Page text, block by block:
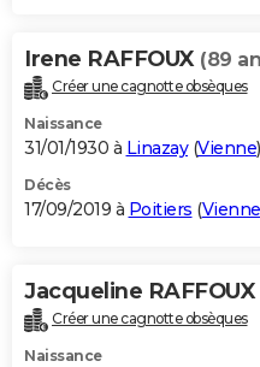
Irene RAFFOUX (89
Créer une cagnotte obsèques
Naissance
31/01/1930 à Linazay(Vienne)
Décès
17/09/2019 à Poitiers (Vienne
Jacqueline RAFFOUX
Créer une cagnotte obsèques
Naissance